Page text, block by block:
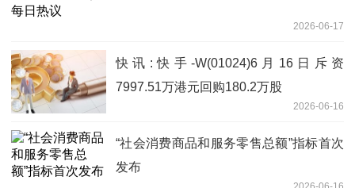
2026-06-17
快讯:快手-W(01024)6月16日斥资
7997.51万港元回购180.2万股
2026-06-16
“社会消费商品和服务零售总额”指标首次
发布